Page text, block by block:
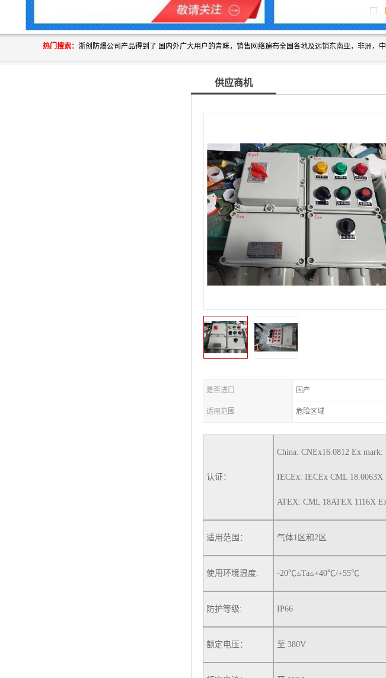
热门搜索：
供应商机
是否进口 国产
适用范围 危险区域
认证：
China: CNEx16.0812 Ex
IECEx: IECEx CML
ATEX: CML 18ATEX 1116X
适用范围： 气体1区和2区
使用环境温度: -20℃≤Ta≤+40℃/+55℃
防护等级: IP66
额定电压： 至 380V